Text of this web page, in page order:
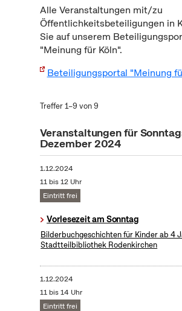
Alle Veranstaltungen mit/zu
Öffentlichkeitsbeteiligungen in
Sie auf unserem
"Meinung für Köln".
Beteiligungsportal "Meinung
Treffer 1–9 von 9
Veranstaltungen für
Dezember 2024
1.12.2024
11 bis 12 Uhr
Eintritt frei
Vorlesezeit am Sonntag
Bilderbuchgeschichten für Kinder ab 4
Stadtteilbibliothek Rodenkirchen
1.12.2024
11 bis 14 Uhr
Eintritt frei